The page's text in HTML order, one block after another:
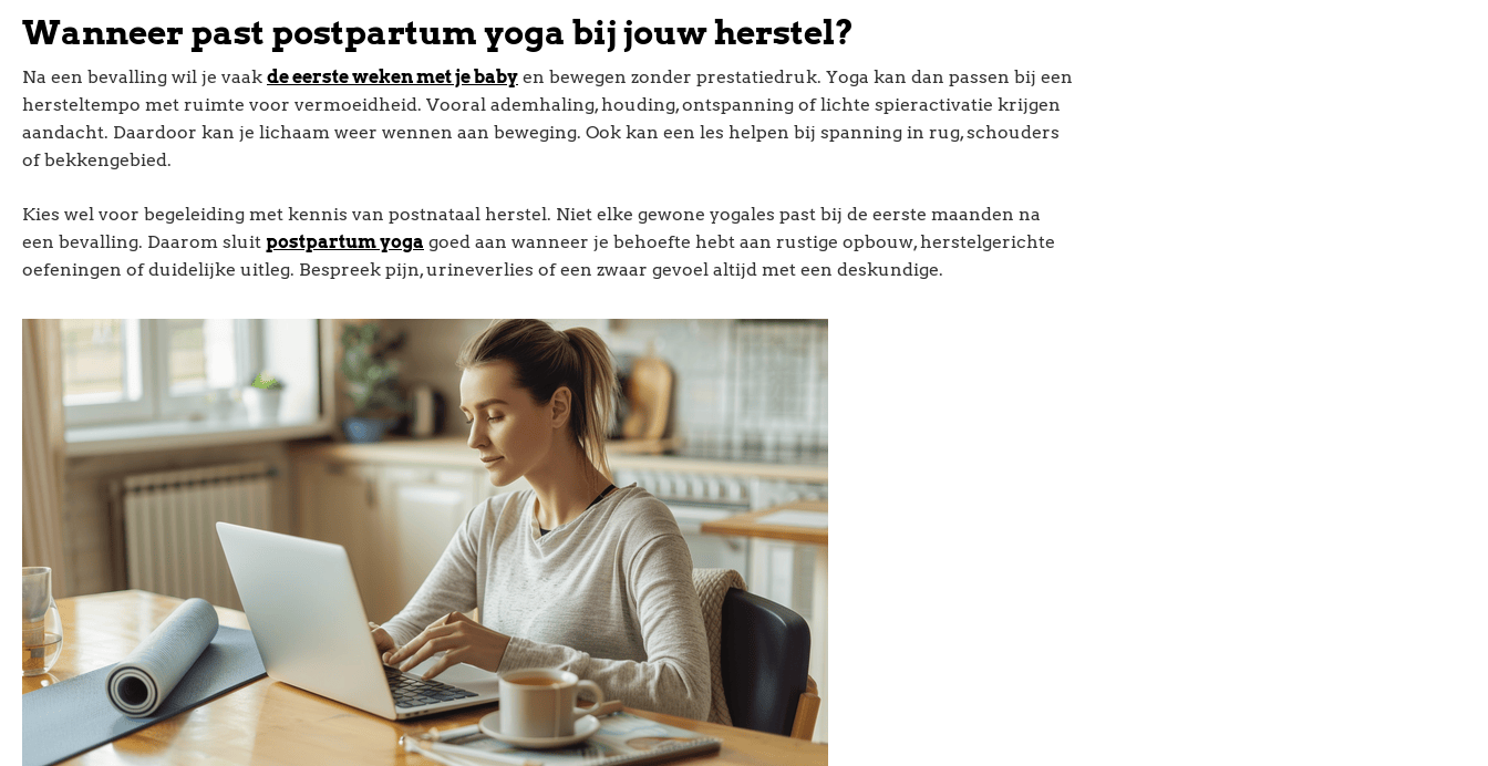
Wanneer past postpartum yoga bij jouw herstel?
Na een bevalling wil je vaak de eerste weken met je baby en bewegen zonder prestatiedruk. Yoga kan dan passen bij een
hersteltempo met ruimte voor vermoeidheid. Vooral ademhaling, houding, ontspanning of lichte spieractivatie krijgen
aandacht. Daardoor kan je lichaam weer wennen aan beweging. Ook kan een les helpen bij spanning in rug, schouders
of bekkengebied.
Kies wel voor begeleiding met kennis van postnataal herstel. Niet elke gewone yogales past bij de eerste maanden na
een bevalling. Daarom sluit postpartum yoga goed aan wanneer je behoefte hebt aan rustige opbouw, herstelgerichte
oefeningen of duidelijke uitleg. Bespreek pijn, urineverlies of een zwaar gevoel altijd met een deskundige.